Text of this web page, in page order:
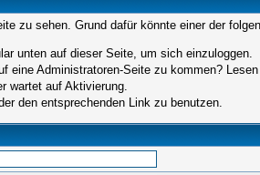
zu sehen. Grund dafür könnte einer der
unten auf dieser Seite, um sich einzuloggen.
eine Administratoren-Seite zu kommen?
wartet auf Aktivierung.
den entsprechenden Link zu benutzen.